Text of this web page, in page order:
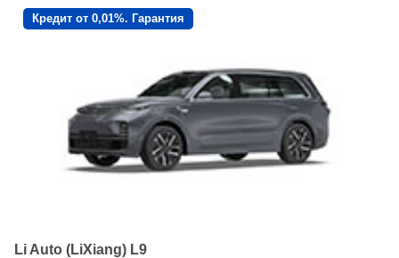
Кредит от 0,01%. Гарантия
Li Auto (LiXiang) L9